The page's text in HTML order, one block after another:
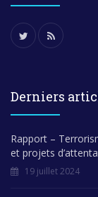
Derniers
Rapport –
et projets
19 juillet 2024